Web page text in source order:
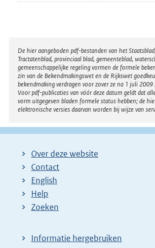
Disclaimer
De hier aangeboden pdf-bestanden van het
Tractatenblad, provinciaal blad, gemeenteblad,
gemeenschappelijke regeling vormen de formele
zin van de Bekendmakingswet en de Rijkswet
bekendmaking verdragen voor zover ze na 1 juli 2009
Voor pdf-publicaties van vóór deze datum geldt dat
vorm uitgegeven bladen formele status hebben; de
elektronische versies daarvan worden bij wijze van
Over deze website
Contact
English
Help
Zoeken
Informatie hergebruiken